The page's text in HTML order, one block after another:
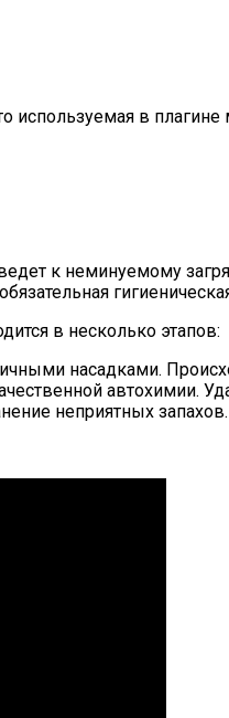
используемая в
к неминуемому
в несколько этапов:
насадками.
автохимии.
неприятных запахов.